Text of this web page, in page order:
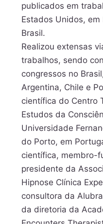
publicados em
Estados Unidos,
Brasil.
Realizou extensas
trabalhos, sendo
congressos no
Argentina, Chile e
científica do Centro
Estudos da
Universidade
do Porto, em
científica, membro-
presidente da
Hipnose Clínica
consultora da
da diretoria da